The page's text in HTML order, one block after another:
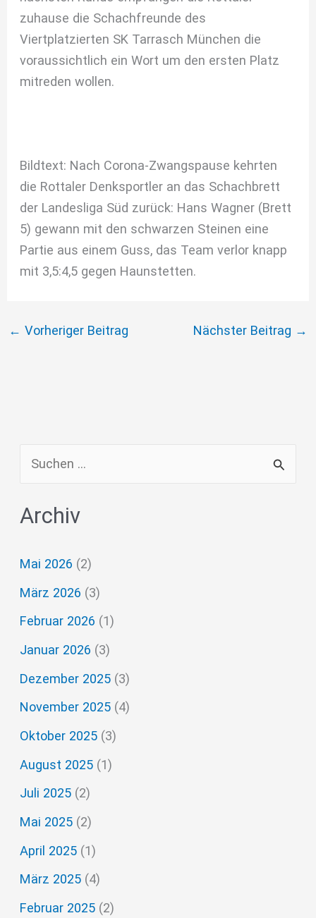
zuhause die Schachfreunde des
Viertplatzierten SK Tarrasch München die
voraussichtlich ein Wort um den ersten Platz
mitreden wollen.
Bildtext: Nach Corona-Zwangspause kehrten
die Rottaler Denksportler an das Schachbrett
der Landesliga Süd zurück: Hans Wagner (Brett
5) gewann mit den schwarzen Steinen eine
Partie aus einem Guss, das Team verlor knapp
mit 3,5:4,5 gegen Haunstetten.
← Vorheriger Beitrag Nächster Beitrag →
c
e
n
n
a
c
Archiv
Mai 2026 (2)
März 2026 (3)
Februar 2026 (1)
Januar 2026 (3)
Dezember 2025 (3)
November 2025 (4)
Oktober 2025 (3)
August 2025 (1)
Juli 2025 (2)
Mai 2025 (2)
April 2025 (1)
März 2025 (4)
Februar 2025 (2)